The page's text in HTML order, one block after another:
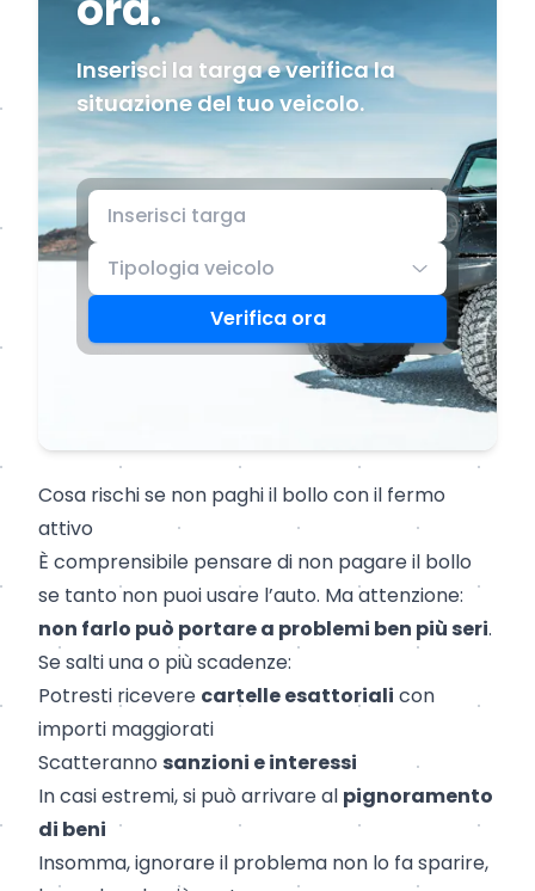
Inserisci la targa e verifica la
situazione del tuo veicolo.
Tipologia veicolo
Verifica ora
Cosa rischi se non paghi il bollo con il fermo
attivo
È comprensibile pensare di non pagare il bollo
se tanto non puoi usare l’auto. Ma attenzione:
non farlo può portare a problemi ben più seri.
Se salti una o più scadenze:
Potresti ricevere cartelle esattoriali con
importi maggiorati
Scatteranno sanzioni e interessi
In casi estremi, si può arrivare al pignoramento
di beni
Insomma, ignorare il problema non lo fa sparire,